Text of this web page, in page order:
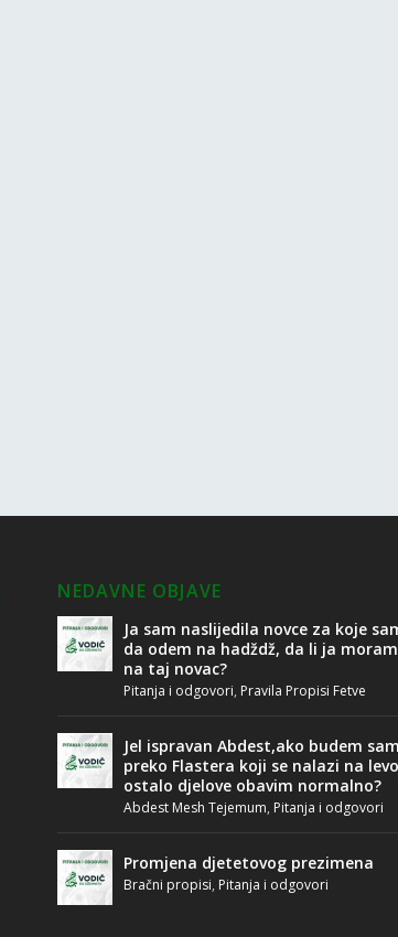
NEDAVNE OBJAVE
Ja sam naslijedila novce za koje
da odem na hadždž, da li ja
na taj novac?
Pitanja i odgovori, Pravila Propisi Fetve
Jel ispravan Abdest,ako budem
preko Flastera koji se nalazi na
ostalo djelove obavim normalno?
Abdest Mesh Tejemum, Pitanja i odgovori
Promjena djetetovog prezimena
Bračni propisi, Pitanja i odgovori